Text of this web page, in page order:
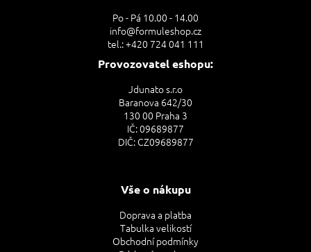
Po - Pá 10.00 - 14.00
info@formuleshop.cz
tel.: +420 724 041 111
Provozovatel eshopu:
Jdunato s.r.o
Baranova 642/30
130 00 Praha 3
IČ: 09689877
DIČ: CZ09689877
Vše o nákupu
Doprava a platba
Tabulka velikostí
Obchodní podmínky